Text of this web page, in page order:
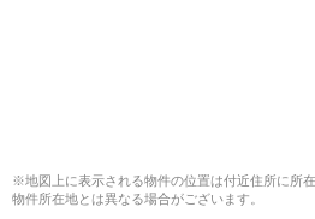
※地図上に表示される物件の位置は付近住所に所
物件所在地とは異なる場合がございます。